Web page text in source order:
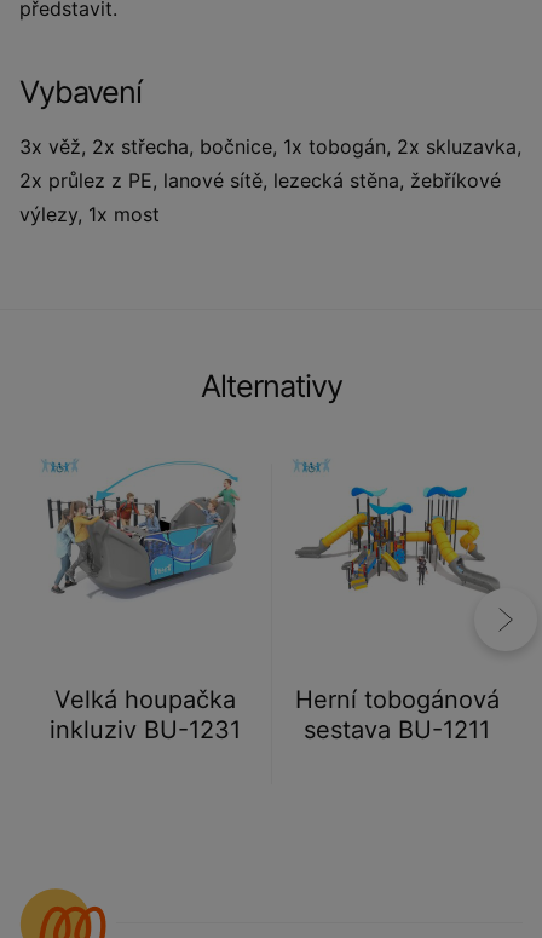
představit.
Vybavení
3x věž, 2x střecha, bočnice, 1x tobogán, 2x skluzavka,
2x průlez z PE, lanové sítě, lezecká stěna, žebříkové
výlezy, 1x most
Alternativy
Velká houpačka
inkluziv BU-1231
Herní tobogánová
sestava BU-1211